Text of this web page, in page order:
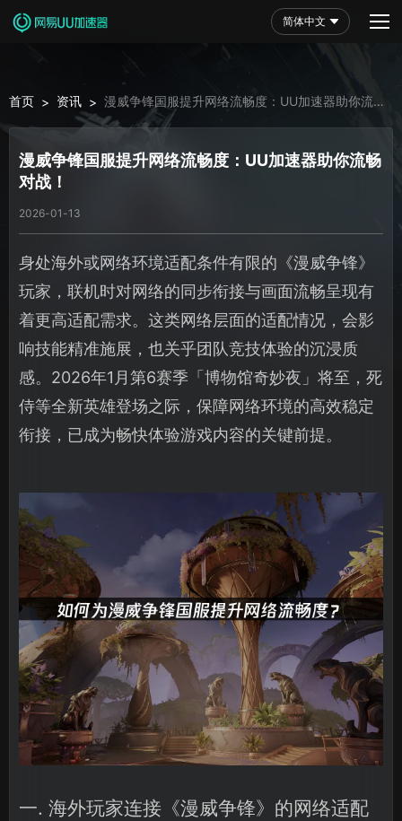
简体中文
首页 > 资讯 > 漫威争锋国服提升网络流畅度：UU加速器助你流畅
对战！
漫威争锋国服提升网络流畅度：UU加速器助你流畅
对战！
2026-01-13
身处海外或网络环境适配条件有限的《漫威争锋》
玩家，联机时对网络的同步衔接与画面流畅呈现有
着更高适配需求。这类网络层面的适配情况，会影
响技能精准施展，也关乎团队竞技体验的沉浸质
感。2026年1月第6赛季「博物馆奇妙夜」将至，死
侍等全新英雄登场之际，保障网络环境的高效稳定
衔接，已成为畅快体验游戏内容的关键前提。
一. 海外玩家连接《漫威争锋》的网络适配